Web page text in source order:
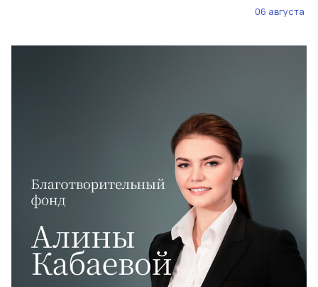
06 августа